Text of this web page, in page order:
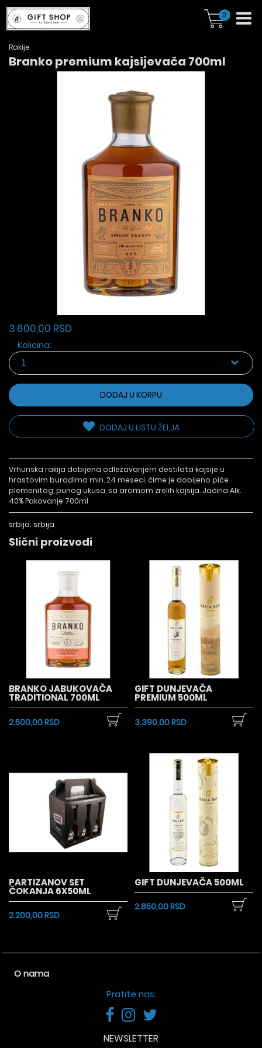
0
Rakije
Branko premium kajsijevača 700ml
3.600,00 RSD
Kolicina:
DODAJ U KORPU
DODAJ U LISTU ŽELJA
Vrhunska rakija dobijena odležavanjem destilata kajsije u
hrastovim buradima min. 24 meseci, čime je dobijeno piće
plemenitog, punog ukusa, sa aromom zrelih kajsija. Jačina Alk.
40% Pakovanje 700ml
srbija: srbija
Slični proizvodi
BRANKO JABUKOVAČA
TRADITIONAL 700ML
2.500,00 RSD
GIFT DUNJEVAČA
PREMIUM 500ML
3.390,00 RSD
PARTIZANOV SET
ČOKANJA 6X50ML
2.200,00 RSD
GIFT DUNJEVAČA 500ML
2.850,00 RSD
O nama
Pratite nas:
NEWSLETTER